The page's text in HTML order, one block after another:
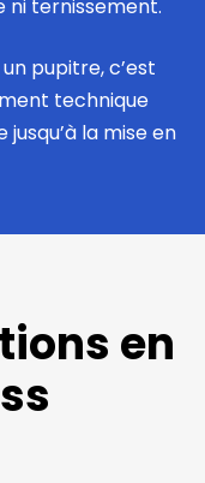
ni ternissement.
pupitre, c’est
technique
la mise en
en